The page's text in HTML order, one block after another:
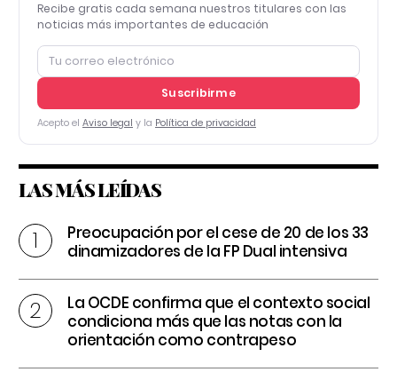
Recibe gratis cada semana nuestros titulares con las
noticias más importantes de educación
Suscribirme
Acepto el Aviso legal y la Política de privacidad
LAS MÁS LEÍDAS
Preocupación por el cese de 20 de los 33
dinamizadores de la FP Dual intensiva
La OCDE confirma que el contexto social
condiciona más que las notas con la
orientación como contrapeso